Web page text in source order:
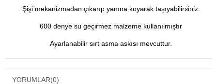
Şişi mekanizmadan çıkarıp yanına koyarak taşıyabilirsiniz.
600 denye su geçirmez malzeme kullanılmıştır
Ayarlanabilir sırt asma askısı mevcuttur.
YORUMLAR(0)